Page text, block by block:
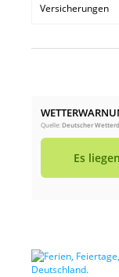
Versicherungen
Quelle:Deutscher
Es